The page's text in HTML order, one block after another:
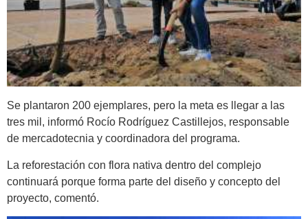
Se plantaron 200 ejemplares, pero la meta es llegar a las
tres mil, informó Rocío Rodríguez Castillejos, responsable
de mercadotecnia y coordinadora del programa.
La reforestación con flora nativa dentro del complejo
continuará porque forma parte del diseño y concepto del
proyecto, comentó.